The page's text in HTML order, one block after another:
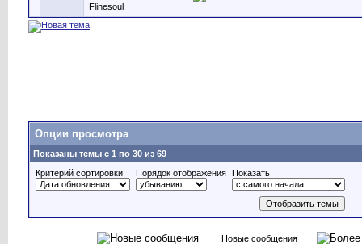
Flinesoul
Опции просмотра
Показаны темы с 1 по 30 из 69
Критерий сортировки
Порядок отображения Показать
Новые сообщения